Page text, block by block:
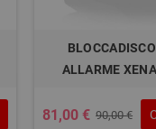
ALLARME
81,00 € 90,00 €